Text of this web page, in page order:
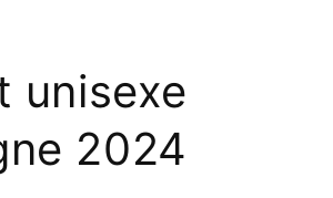
unisexe
2024